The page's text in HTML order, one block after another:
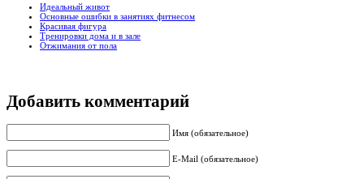
Идеальный живот
Основные ошибки в занятиях фитнесом
Красивая фигура
Тренировки дома и в зале
Отжимания от пола
Добавить комментарий
Имя (обязательное)
E-Mail (обязательное)